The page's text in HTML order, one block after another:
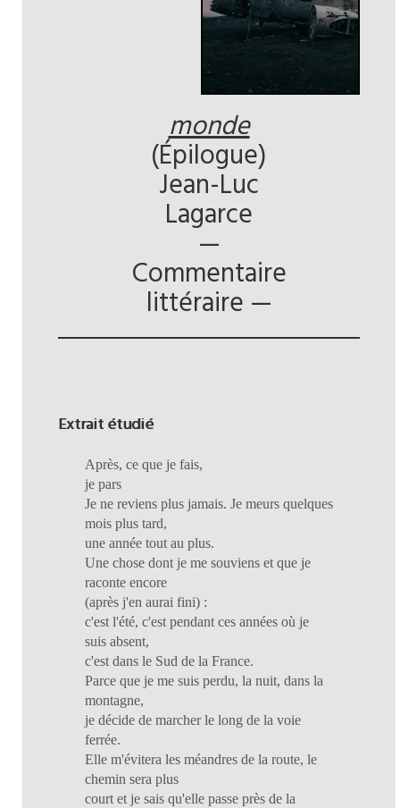
monde
(Épilogue)
Jean-Luc
Lagarce
—
Commentaire
littéraire —
Extrait étudié
Après, ce que je fais,
je pars
Je ne reviens plus jamais. Je meurs quelques
mois plus tard,
une année tout au plus.
Une chose dont je me souviens et que je
raconte encore
(après j'en aurai fini) :
c'est l'été, c'est pendant ces années où je
suis absent,
c'est dans le Sud de la France.
Parce que je me suis perdu, la nuit, dans la
montagne,
je décide de marcher le long de la voie
ferrée.
Elle m'évitera les méandres de la route, le
chemin sera plus
court et je sais qu'elle passe près de la